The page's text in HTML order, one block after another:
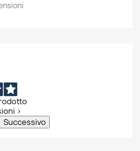
>
Successivo